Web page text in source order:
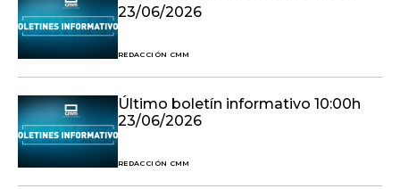
23/06/2026
REDACCIÓN CMM
Último boletín informativo 10:00h
23/06/2026
REDACCIÓN CMM